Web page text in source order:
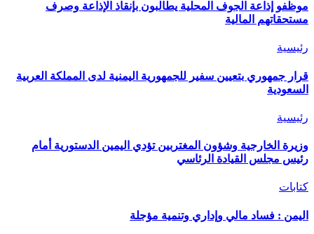
موظفو إذاعة الجوف المحلية يطالبون بإنقاذ الإذاعة وصرف
مستحقاتهم المالية
رئيسية
قرار جمهوري بتعيين سفير للجمهورية اليمنية لدى المملكة العربية
السعودية
رئيسية
وزيرة الخارجية وشؤون المغتربين تؤدي اليمين الدستورية أمام
رئيس مجلس القيادة الرئاسي
كتابات
اليمن : فساد مالي وإداري وتنمية مؤجلة